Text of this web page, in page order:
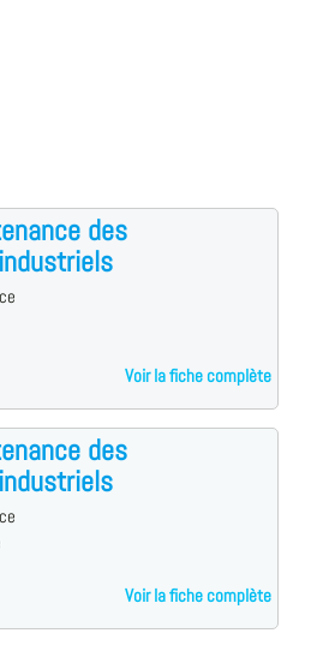
des
Voir la fiche complète
des
Voir la fiche complète